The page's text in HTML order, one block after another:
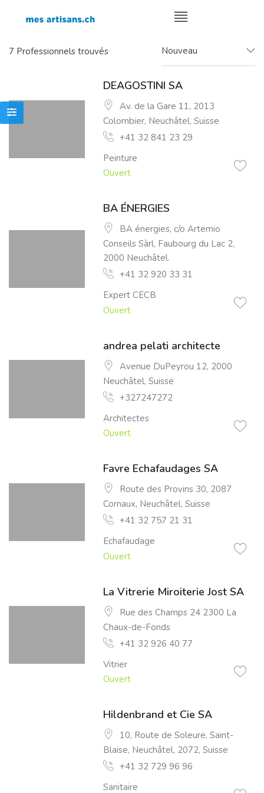
7 Professionnels trouvés Nouveau
DEAGOSTINI SA
Av. de la Gare 11, 2013
Colombier, Neuchâtel, Suisse
+41 32 841 23 29
Peinture
Ouvert
BA ÉNERGIES
BA énergies, c/o Artemio
Conseils Sàrl, Faubourg du Lac 2,
2000 Neuchâtel.
+41 32 920 33 31
Expert CECB
Ouvert
andrea pelati architecte
Avenue DuPeyrou 12, 2000
Neuchâtel, Suisse
+327247272
Architectes
Ouvert
Favre Echafaudages SA
Route des Provins 30, 2087
Cornaux, Neuchâtel, Suisse
+41 32 757 21 31
Echafaudage
Ouvert
La Vitrerie Miroiterie Jost SA
Rue des Champs 24 2300 La
Chaux-de-Fonds
+41 32 926 40 77
Vitrier
Ouvert
Hildenbrand et Cie SA
10, Route de Soleure, Saint-
Blaise, Neuchâtel, 2072, Suisse
+41 32 729 96 96
Sanitaire